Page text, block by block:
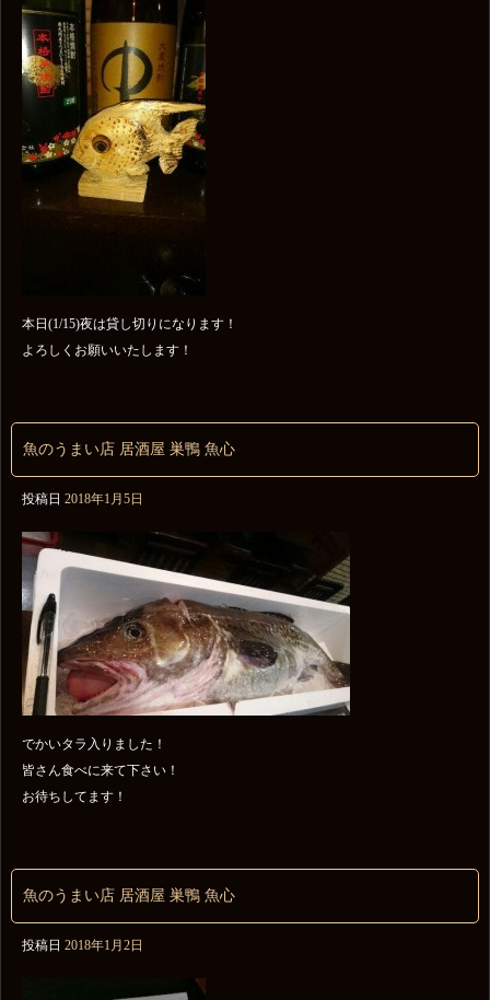
本日(1/15)夜は貸し切りになります！
よろしくお願いいたします！
魚のうまい店 居酒屋 巣鴨 魚心
投稿日 2018年1月5日
でかいタラ入りました！
皆さん食べに来て下さい！
お待ちしてます！
魚のうまい店 居酒屋 巣鴨 魚心
投稿日 2018年1月2日